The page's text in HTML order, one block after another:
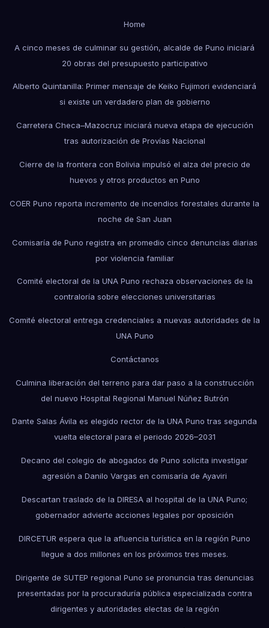
Home
A cinco meses de culminar su gestión, alcalde de Puno iniciará
20 obras del presupuesto participativo
Alberto Quintanilla: Primer mensaje de Keiko Fujimori evidenciará
si existe un verdadero plan de gobierno
Carretera Checa–Mazocruz iniciará nueva etapa de ejecución
tras autorización de Provías Nacional
Cierre de la frontera con Bolivia impulsó el alza del precio de
huevos y otros productos en Puno
COER Puno reporta incremento de incendios forestales durante la
noche de San Juan
Comisaría de Puno registra en promedio cinco denuncias diarias
por violencia familiar
Comité electoral de la UNA Puno rechaza observaciones de la
contraloría sobre elecciones universitarias
Comité electoral entrega credenciales a nuevas autoridades de la
UNA Puno
Contáctanos
Culmina liberación del terreno para dar paso a la construcción
del nuevo Hospital Regional Manuel Núñez Butrón
Dante Salas Ávila es elegido rector de la UNA Puno tras segunda
vuelta electoral para el periodo 2026–2031
Decano del colegio de abogados de Puno solicita investigar
agresión a Danilo Vargas en comisaría de Ayaviri
Descartan traslado de la DIRESA al hospital de la UNA Puno;
gobernador advierte acciones legales por oposición
DIRCETUR espera que la afluencia turística en la región Puno
llegue a dos millones en los próximos tres meses.
Dirigente de SUTEP regional Puno se pronuncia tras denuncias
presentadas por la procuraduría pública especializada contra
dirigentes y autoridades electas de la región